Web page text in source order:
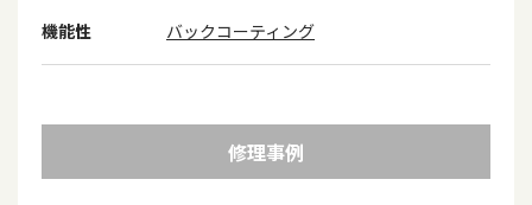
機能性 バックコーティング
修理事例